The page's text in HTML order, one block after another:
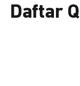
Daftar